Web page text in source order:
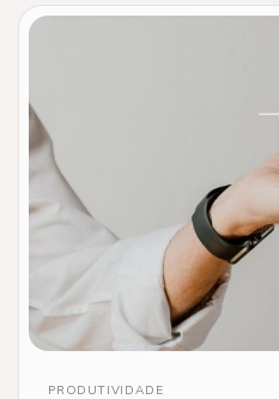
PRODUTIVIDADE